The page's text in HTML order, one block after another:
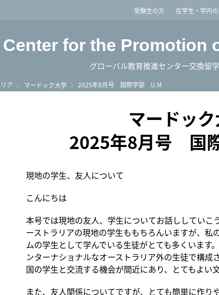
You, Unlimited受験生の方 在学生・学内
Center for the Promotion
グローバル教育推進センター交換留
ア マードック大学 2025年8月号 国際学部 U.M
マードッ
2025年8月号 国
現地の学生、友人について
こんにちは
本号では現地の友人、学生についてお話ししていこ
ーストラリアの現地の学生ももちろんいますが、私
ムの学生として学んでいる生徒がとても多くいます
ンターナショナルなオーストラリア外の生徒で構成
国の学生と交流する機会が間近にあり、とてもよい
また、友人関係についてですが、とても簡単に作り